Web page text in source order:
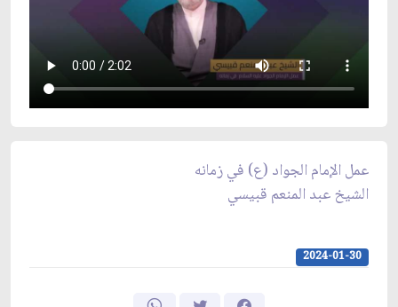
عمل الإمام الجواد (ع) في زمانه
الشيخ عبد المنعم قبيسي
2024-01-30